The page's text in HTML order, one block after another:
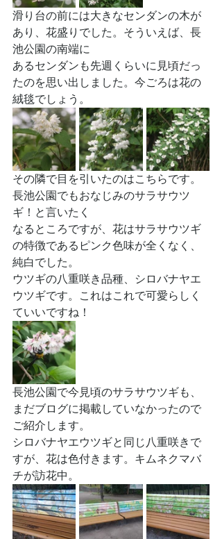
滑り台の前には大きなセンダンの木が
あり、花盛りでした。そういえば、長
池公園の南端に
あるセンダンも先週くらいに見頃だっ
たのを思い出しました。今ごろは花の
絨毯でしょう。
その隣で目を引いたのはこちらです。
長池公園でもおなじみのサラサウツ
ギ！と言いたく
なるところですが、花はサラサウツギ
の特徴であるピンク色味が全くなく、
純白でした。
ウツギの八重咲き品種、シロバナヤエ
ウツギです。これはこれで可愛らしく
ていいですね！
長池公園で今見頃のサラサウツギも、
まだブログに掲載していなかったので
ご紹介します。
シロバナヤエウツギと同じ八重咲きで
すが、花は色付きます。キムネクマバ
チが訪花中。